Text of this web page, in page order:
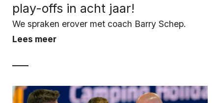
play-offs in acht jaar!
We spraken erover met coach Barry Schep.
Lees meer